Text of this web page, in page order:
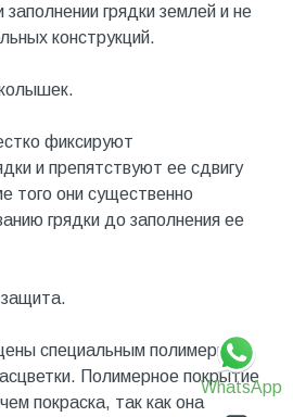
WhatsApp
грядки землей и не
конструкций.
фиксируют
и препятствуют ее сдвигу
того они существенно
грядки до заполнения ее
защита.
специальным полимерным
Полимерное покрытие
покраска, так как она